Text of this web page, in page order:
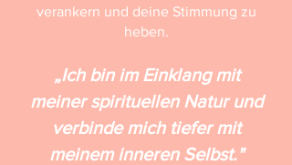
verankern und deine Stimmung zu
heben.
„Ich bin im Einklang mit
meiner spirituellen Natur und
verbinde mich tiefer mit
meinem inneren Selbst."